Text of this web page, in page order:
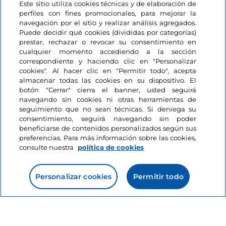
Información del sitio
Enlaces útiles
Acceso
Estamos en contacto
Este sitio utiliza cookies técnicas y de elaboración de
perfiles con fines promocionales, para mejorar la
navegación por el sitio y realizar análisis agregados.
Puede decidir qué cookies (divididas por categorías)
prestar, rechazar o revocar su consentimiento en
cualquier momento accediendo a la sección
correspondiente y haciendo clic en "Personalizar
cookies". Al hacer clic en "Permitir todo", acepta
almacenar todas las cookies en su dispositivo. El
botón "Cerrar" cierra el banner, usted seguirá
navegando sin cookies ni otras herramientas de
seguimiento que no sean técnicas. Si deniega su
consentimiento, seguirá navegando sin poder
beneficiarse de contenidos personalizados según sus
preferencias. Para más información sobre las cookies,
consulte nuestra
política de cookies
Personalizar cookies Permitir todo